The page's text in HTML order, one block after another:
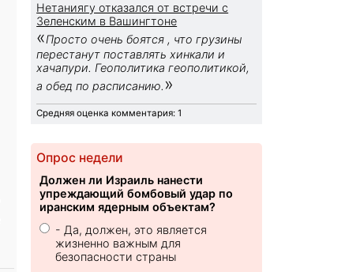
Нетаниягу отказался от встречи с
Зеленским в Вашингтоне
«Просто очень боятся , что грузины
перестанут поставлять хинкали и
хачапури. Геополитика геополитикой,
а обед по расписанию. »
Средняя оценка комментария: 1
Опрос недели
Должен ли Израиль нанести
упреждающий бомбовый удар по
иранским ядерным объектам?
- Да, должен, это является
жизненно важным для
безопасности страны